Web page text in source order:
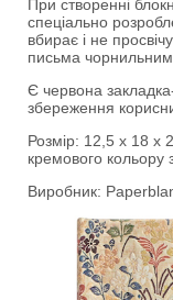
При створенні
спеціально
вбирає і не
письма
Є червона
збереження
Розмір: 12,5 х 18 х
кремового кольору
Виробник: